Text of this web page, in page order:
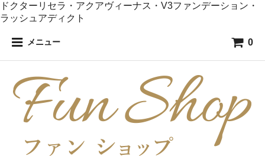
ドクターリセラ・アクアヴィーナス・V3ファンデーション・
ラッシュアディクト
メニュー 0